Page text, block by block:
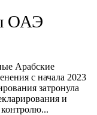
ОАЭ
Арабские
с начала 2023
затронула
и